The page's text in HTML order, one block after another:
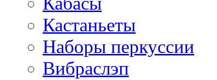
Кастаньеты
Наборы перкуссии
Вибраслэп